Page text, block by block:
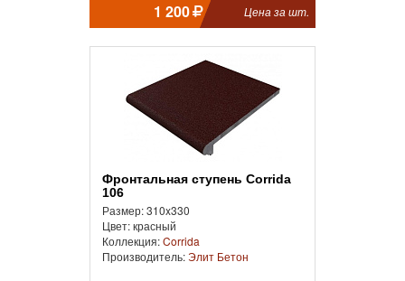
1 200 Цена за шт.
Фронтальная cтупень Corrida
106
Размер: 310x330
Цвет: красный
Коллекция:Corrida
Производитель:Элит Бетон